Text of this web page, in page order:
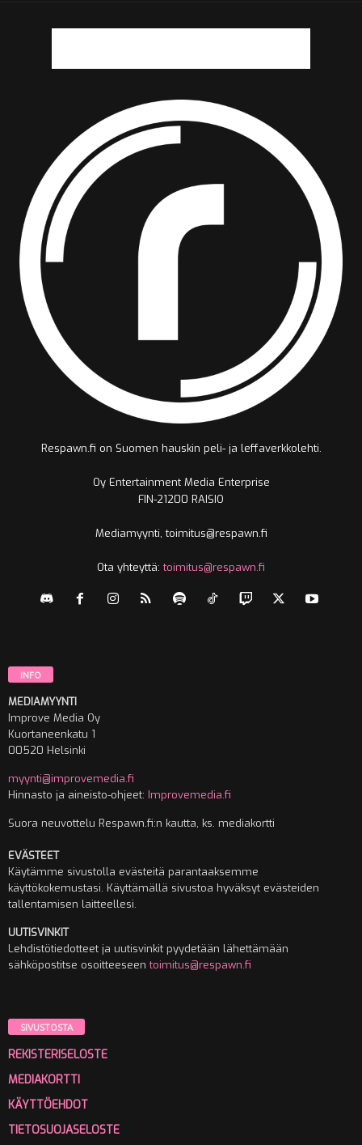
Respawn.fi on Suomen hauskin peli- ja leffaverkkolehti.
Oy Entertainment Media Enterprise
FIN-21200 RAISIO
Mediamyynti, toimitus@respawn.fi
Ota yhteyttä:toimitus@respawn.fi
INFO
MEDIAMYYNTI
Improve Media Oy
Kuortaneenkatu 1
00520 Helsinki
myynti@improvemedia.fi
Hinnasto ja aineisto-ohjeet: Improvemedia.fi
Suora neuvottelu Respawn.fi:n kautta, ks. mediakortti
EVÄSTEET
Käytämme sivustolla evästeitä parantaaksemme
käyttökokemustasi. Käyttämällä sivustoa hyväksyt evästeiden
tallentamisen laitteellesi.
UUTISVINKIT
Lehdistötiedotteet ja uutisvinkit pyydetään lähettämään
sähköpostitse osoitteeseentoimitus@respawn.fi
SIVUSTOSTA
REKISTERISELOSTE
MEDIAKORTTI
KÄYTTÖEHDOT
TIETOSUOJASELOSTE